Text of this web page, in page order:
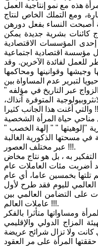
هذه مع نمو إنتاجية العمل
ومع التملك الخاص لنتاج
أصبحت النساء بفعل دورهن
كائنات بشرية جديدة يمكن
المؤسسات الاقتصادية
مؤسسة اقتصادية اجتماعية
للعمل لفائدة الآخرين. وقد
وقوانينها ومحاكمها
لتبرير عدم المساواة بين
عبر التاريخ في مؤلفه "
المتوفرة آنذاك،
!!!.
مناحي حياة المرأة الشخصية
"إلوهيتها " " إلهة الخصب "
مسحتها الذكورية الغالبة
عبر مختلف العصور !!!.
به ، بل هو نتاج مخاض
أضربت مئات العاملات عام
تلتها بخمسين عاما، أي عام
لاحقة. أما الطابع العالمي لليوم فقد طرح لأول
شددت على التضامن العالمي بين
عاملات العالم !!!.
ودوره الكبير في التعبئة لقضية المرأة ومساواتها متأثرا بالفكر
المزاج الدولي والإقليمي
كانت ولا تزال شرائح عريضة
المرأة على مر العقود